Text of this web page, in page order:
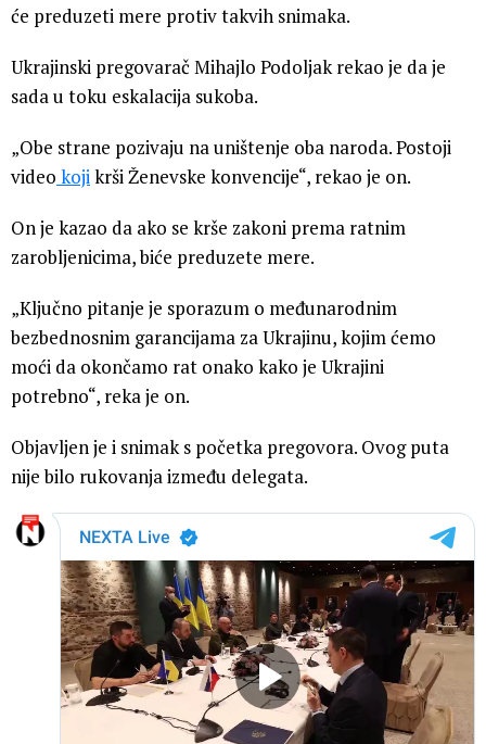
će preduzeti mere protiv takvih snimaka.
Ukrajinski pregovarač Mihajlo Podoljak rekao je da je
sada u toku eskalacija sukoba.
„Obe strane pozivaju na uništenje oba naroda. Postoji
video koji krši Ženevske konvencije“, rekao je on.
On je kazao da ako se krše zakoni prema ratnim
zarobljenicima, biće preduzete mere.
„Ključno pitanje je sporazum o međunarodnim
bezbednosnim garancijama za Ukrajinu, kojim ćemo
moći da okončamo rat onako kako je Ukrajini
potrebno“, reka je on.
Objavljen je i snimak s početka pregovora. Ovog puta
nije bilo rukovanja između delegata.